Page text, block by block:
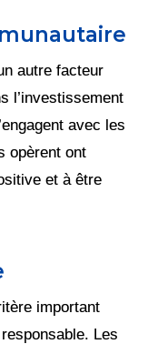
autre facteur
l’investissement
avec les
opèrent ont
et à être
important
Les